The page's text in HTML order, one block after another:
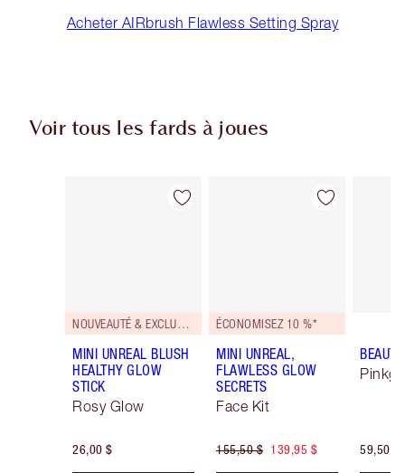
Acheter AIRbrush Flawless Setting Spray
Voir tous les fards à joues
Article 1 sur 62
NOUVEAUTÉ & EXCLUSIVITÉ!
MINI UNREAL BLUSH
HEALTHY GLOW
STICK
Rosy Glow
26,00 $
Article 2 sur 62
ÉCONOMISEZ 10 %*
MINI UNREAL,
FLAWLESS GLOW
SECRETS
Face Kit
155,50 $ 139,95 $ 59,50 $